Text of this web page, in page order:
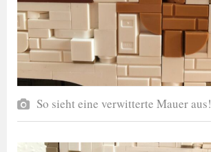
So sieht eine verwitterte Mauer aus!